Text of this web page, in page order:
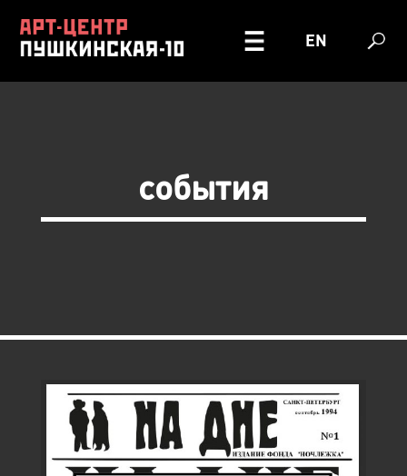
EN
события